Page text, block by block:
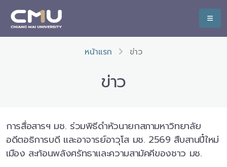
หน้าแรก ข่าว
ข่าว
การสื่อสารฯ มช. ร่วมพิธีดำหัวนายกสภามหาวิทยาลัย
อดีตอธิการบดี และอาจารย์อาวุโส มช. 2569 สืบสานปี๋ใหม่
เมือง สะท้อนพลังศรัทธาและความสามัคคีของชาว มช.